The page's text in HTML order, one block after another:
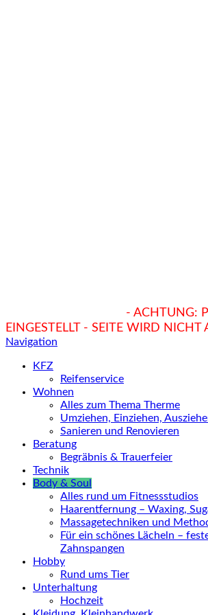
- ACHTUNG:
EINGESTELLT - SEITE WIRD NICHT
Navigation
KFZ
Reifenservice
Wohnen
Alles zum Thema Therme
Umziehen, Einziehen,
Sanieren und Renovieren
Beratung
Begräbnis & Trauerfeier
Technik
Body & Soul
Alles rund um Fitnessstudios
Haarentfernung – Waxing,
Massagetechniken und
Für ein schönes Lächeln –
Zahnspangen
Hobby
Rund ums Tier
Unterhaltung
Hochzeit